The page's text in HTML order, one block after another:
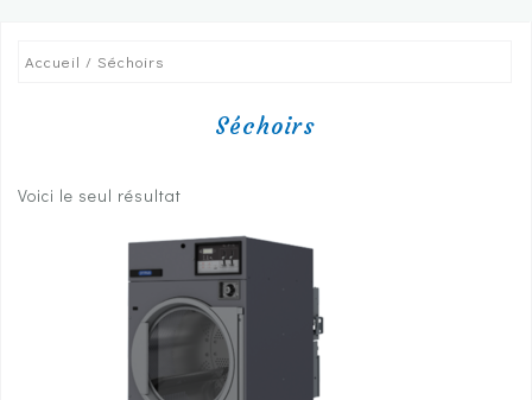
Accueil / Séchoirs
Séchoirs
Voici le seul résultat